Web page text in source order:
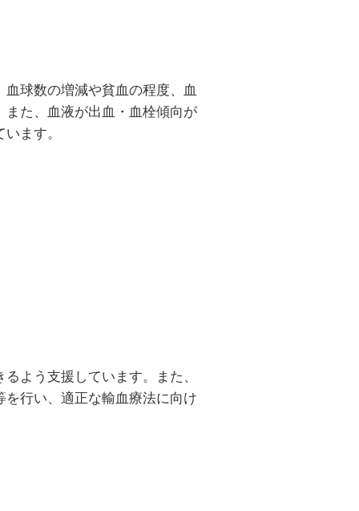
球数の増減や貧血の程度、血
た、血液が出血・血栓傾向が
ます。
よう支援しています。また、
行い、適正な輸血療法に向け